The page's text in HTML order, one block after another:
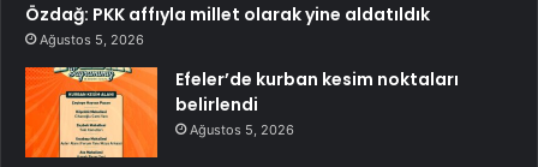
Özdağ: PKK affıyla millet olarak yine aldatıldık
Ağustos 5, 2026
Efeler’de kurban kesim noktaları
belirlendi
Ağustos 5, 2026